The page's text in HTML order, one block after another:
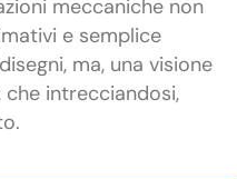
meccaniche non
e semplice
ma, una visione
intrecciandosi,